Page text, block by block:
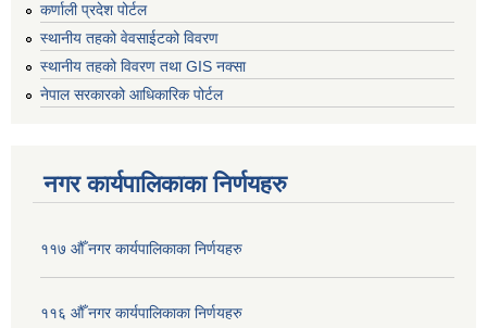
कर्णाली प्रदेश पोर्टल
स्थानीय तहको वेवसाईटको विवरण
स्थानीय तहको विवरण तथा GIS नक्सा
नेपाल सरकारको आधिकारिक पोर्टल
नगर कार्यपालिकाका निर्णयहरु
११७ औँ नगर कार्यपालिकाका निर्णयहरु
११६ औँ नगर कार्यपालिकाका निर्णयहरु